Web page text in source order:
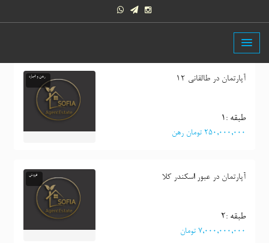
آپارتمان در طالقانی 12
طبقه :١
٢٥٠,٠٠٠,٠٠٠ تومان رهن
رهن و اجاره
آپارتمان در عبور اسکندر کلا
طبقه :٢
٧,٠٠٠,٠٠٠,٠٠٠ تومان
فروش